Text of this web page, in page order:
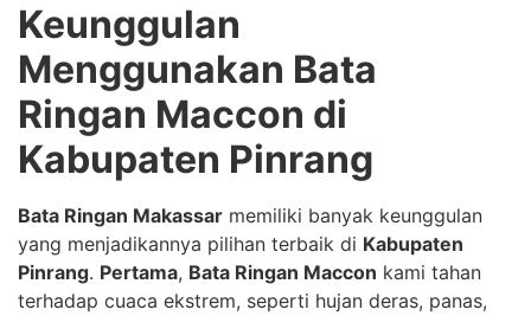
Keunggulan
Menggunakan Bata
Ringan Maccon di
Kabupaten Pinrang
Bata Ringan Makassar memiliki banyak keunggulan
yang menjadikannya pilihan terbaik di Kabupaten
Pinrang. Pertama, Bata Ringan Maccon kami tahan
terhadap cuaca ekstrem, seperti hujan deras, panas,